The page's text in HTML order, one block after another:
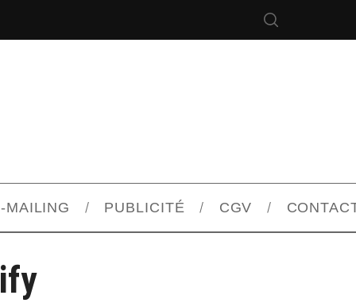
MAILING PUBLICITÉ CGV